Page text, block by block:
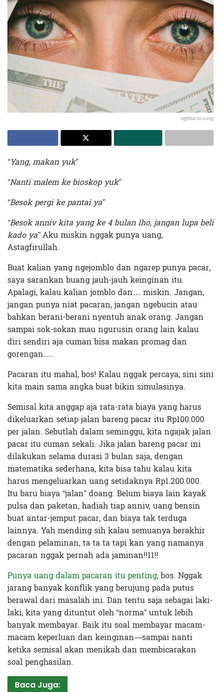
ngebucin uang
“Yang, makan yuk”
“Nanti malem ke bioskop yuk”
“Besok pergi ke pantai ya”
“Besok anniv kita yang ke 4 bulan lho, jangan lupa beli
kado ya”Aku miskin nggak punya uang,
Astagfirullah.
Buat kalian yang ngejomblo dan ngarep punya pacar,
saya sarankan buang jauh-jauh keinginan itu.
Apalagi, kalau kalian jomblo dan… miskin. Jangan,
jangan punya niat pacaran, jangan ngebucin atau
bahkan berani-berani nyentuh anak orang. Jangan
sampai sok-sokan mau ngurusin orang lain kalau
diri sendiri aja cuman bisa makan promag dan
gorengan….
Pacaran itu mahal, bos! Kalau nggak percaya, sini sini
kita main sama angka buat bikin simulasinya.
Semisal kita anggap aja rata-rata biaya yang harus
dikeluarkan setiap jalan bareng pacar itu Rp100.000
per jalan. Sebutlah dalam seminggu, kita ngajak jalan
pacar itu cuman sekali. Jika jalan bareng pacar ini
dilakukan selama durasi 3 bulan saja, dengan
matematika sederhana, kita bisa tahu kalau kita
harus mengeluarkan uang setidaknya Rp1.200.000.
Itu baru biaya “jalan” doang. Belum biaya lain kayak
pulsa dan paketan, hadiah tiap anniv, uang bensin
buat antar-jemput pacar, dan biaya tak terduga
lainnya. Yah mending sih kalau semuanya berakhir
dengan pelaminan, ta ta ta tapi kan yang namanya
pacaran nggak pernah ada jaminan!!11!!
Punya uang dalam pacaran itu penting, bos. Nggak
jarang banyak konflik yang berujung pada putus
berawal dari masalah ini. Dan tentu saja sebagai laki-
laki, kita yang dituntut oleh “norma” untuk lebih
banyak membayar. Baik itu soal membayar macam-
macam keperluan dan keinginan—sampai nanti
ketika semisal akan menikah dan membicarakan
soal penghasilan.
Baca Juga: